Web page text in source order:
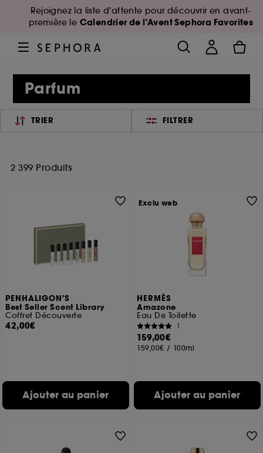
Rejoignez la liste d'attente pour découvrir en avant-
première le Calendrier de l'Avent Sephora Favorites
Parfum
TRIER FILTRER
2 399 Produits
PENHALIGON'S
Best Seller Scent Library
Coffret Découverte
42,00€
Ajouter au panier
HERMÈS
Amazone
Eau De Toilette
1
159,00€
159,00€ / 100ml
Ajouter au panier
Exclu web